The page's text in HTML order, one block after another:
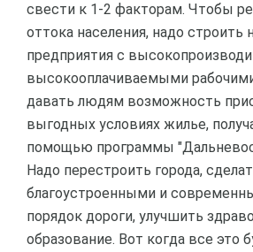
свести к 1-2 факторам. Чтобы
оттока населения, надо строить
предприятия с
высокооплачиваемыми
давать людям возможность
выгодных условиях жилье,
помощью программы
Надо перестроить города,
благоустроенными и
порядок дороги, улучшить
образование. Вот когда все это